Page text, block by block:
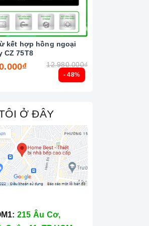
- 48%
kết hợp hồng ngoại
CZ 75T8
12.980.000₫
Ở ĐÂY
215 Âu Cơ,